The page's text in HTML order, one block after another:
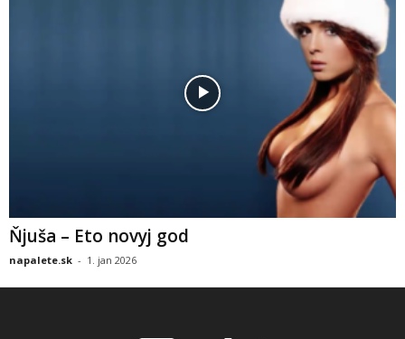
Ňjuša – Eto novyj god
napalete.sk - 1. jan 2026